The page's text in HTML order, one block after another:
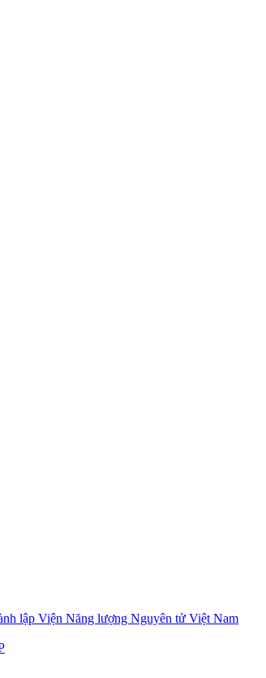
lập Viện Năng lượng Nguyên tử Việt Nam